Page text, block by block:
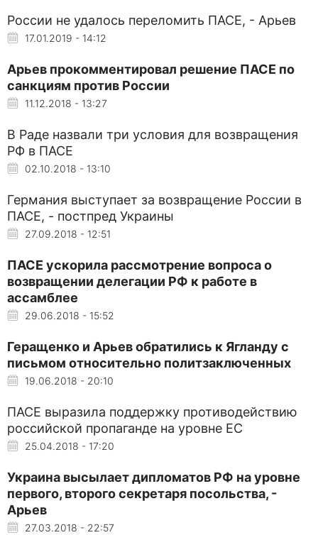
России не удалось переломить ПАСЕ, - Арьев
17.01.2019 - 14:12
Арьев прокомментировал решение ПАСЕ по
санкциям против России
11.12.2018 - 13:27
В Раде назвали три условия для возвращения
РФ в ПАСЕ
02.10.2018 - 13:10
Германия выступает за возвращение России в
ПАСЕ, - постпред Украины
27.09.2018 - 12:51
ПАСЕ ускорила рассмотрение вопроса о
возвращении делегации РФ к работе в
ассамблее
29.06.2018 - 15:52
Геращенко и Арьев обратились к Ягланду с
письмом относительно политзаключенных
19.06.2018 - 20:10
ПАСЕ выразила поддержку противодействию
российской пропаганде на уровне ЕС
25.04.2018 - 17:20
Украина высылает дипломатов РФ на уровне
первого, второго секретаря посольства, -
Арьев
27.03.2018 - 22:57